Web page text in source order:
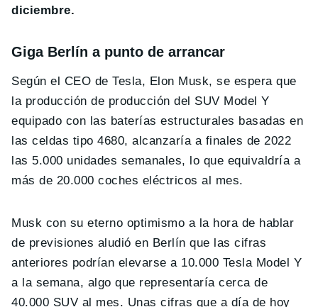
diciembre.
Giga Berlín a punto de arrancar
Según el CEO de Tesla, Elon Musk, se espera que
la producción de producción del SUV Model Y
equipado con las baterías estructurales basadas en
las celdas tipo 4680, alcanzaría a finales de 2022
las 5.000 unidades semanales, lo que equivaldría a
más de 20.000 coches eléctricos al mes.
Musk con su eterno optimismo a la hora de hablar
de previsiones aludió en Berlín que las cifras
anteriores podrían elevarse a 10.000 Tesla Model Y
a la semana, algo que representaría cerca de
40.000 SUV al mes. Unas cifras que a día de hoy